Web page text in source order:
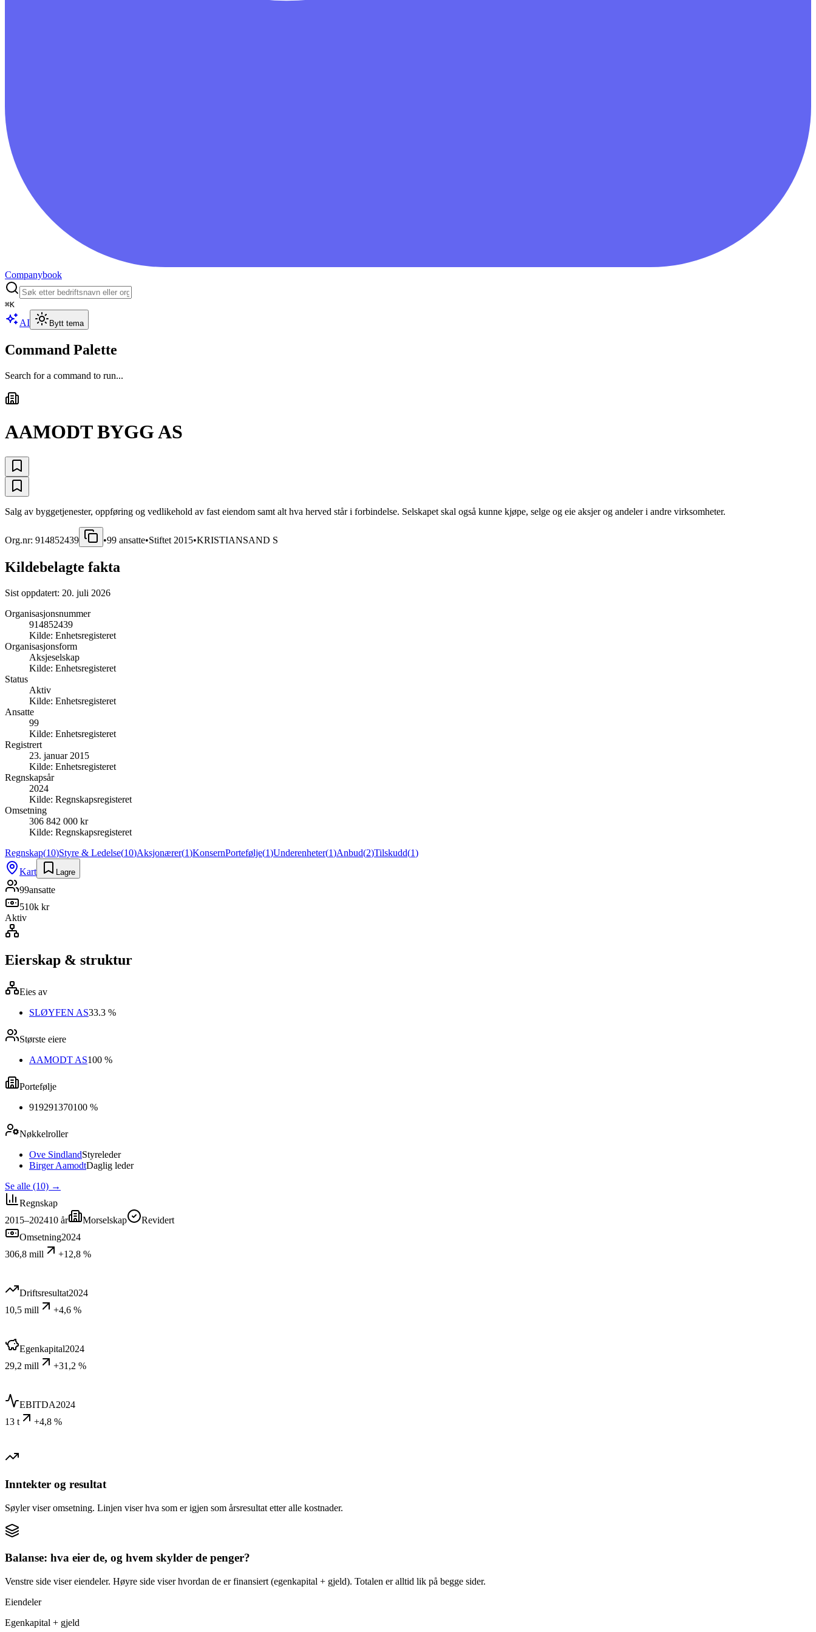
Companybook
⌘K
AI Bytt tema
Command Palette
Search for a command to run...
AAMODT BYGG AS
Salg av byggetjenester, oppføring og vedlikehold av fast eiendom samt alt hva herved står i forbindelse. Selskapet skal også kunne kjøpe, selge og eie aksjer og andeler i andre virksomheter.
Org.nr: 914852439 •99 ansatte•Stiftet 2015•KRISTIANSAND S
Kildebelagte fakta
Sist oppdatert: 20. juli 2026
Organisasjonsnummer
914852439
Kilde: Enhetsregisteret
Organisasjonsform
Aksjeselskap
Kilde: Enhetsregisteret
Status
Aktiv
Kilde: Enhetsregisteret
Ansatte
99
Kilde: Enhetsregisteret
Registrert
23. januar 2015
Kilde: Enhetsregisteret
Regnskapsår
2024
Kilde: Regnskapsregisteret
Omsetning
306 842 000 kr
Kilde: Regnskapsregisteret
Regnskap(10)Styre & Ledelse(10)Aksjonærer(1)KonsernPortefølje(1)Underenheter(1)Anbud(2)Tilskudd(1)
Kart
Lagre
99ansatte
510k kr
Aktiv
Eierskap & struktur
Eies av
SLØYFEN AS33.3 %
Største eiere
AAMODT AS100 %
Portefølje
919291370100 %
Nøkkelroller
Ove SindlandStyreleder
Birger AamodtDaglig leder
Se alle (10) →
Regnskap
2015–202410 år Morselskap
Revidert
Omsetning2024
306,8 mill
+12,8 %
Driftsresultat2024
10,5 mill
+4,6 %
Egenkapital2024
29,2 mill
+31,2 %
EBITDA2024
13 t
+4,8 %
Inntekter og resultat
Søyler viser omsetning. Linjen viser hva som er igjen som årsresultat etter alle kostnader.
Balanse: hva eier de, og hvem skylder de penger?
Venstre side viser eiendeler. Høyre side viser hvordan de er finansiert (egenkapital + gjeld). Totalen er alltid lik på begge sider.
Eiendeler
Egenkapital + gjeld